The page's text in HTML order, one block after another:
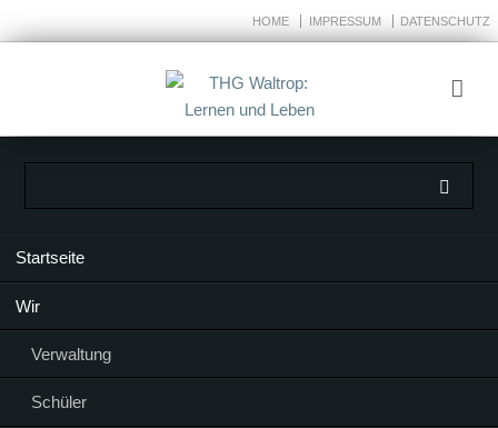
HOME IMPRESSUM DATENSCHUTZ
Startseite
Wir
Verwaltung
Schüler